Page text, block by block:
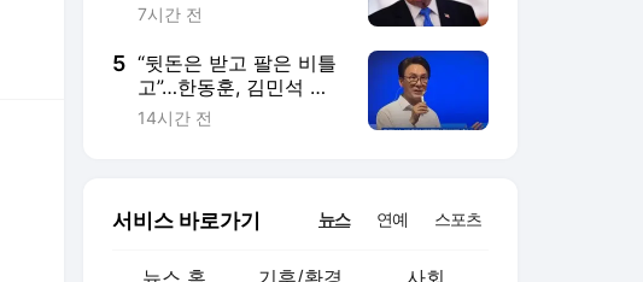
협박
7시간 전
5 “뒷돈은 받고 팔은 비틀
고”…한동훈, 김민석 직
격
14시간 전
서비스 바로가기 뉴스 연예 스포츠
뉴스 홈 기후/환경 사회